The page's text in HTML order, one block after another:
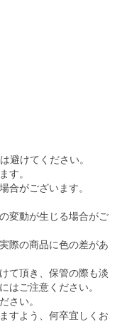
避けてください。
す。
合がございます。
変動が生じる場合がご
際の商品に色の差があ
て頂き、保管の際も淡
はご注意ください。
さい。
すよう、何卒宜しくお